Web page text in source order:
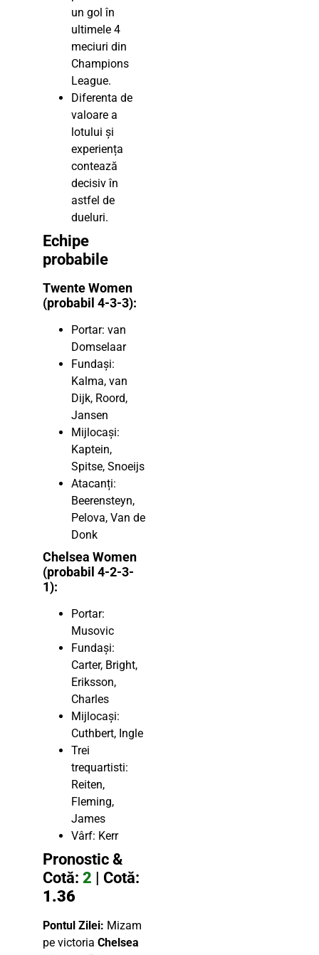
un gol în
ultimele 4
meciuri din
Champions
League.
Diferenta de
valoare a
lotului și
experiența
contează
decisiv în
astfel de
dueluri.
Echipe
probabile
Twente Women
(probabil 4-3-3):
Portar: van
Domselaar
Fundași:
Kalma, van
Dijk, Roord,
Jansen
Mijlocași:
Kaptein,
Spitse, Snoeijs
Atacanți:
Beerensteyn,
Pelova, Van de
Donk
Chelsea Women
(probabil 4-2-3-
1):
Portar:
Musovic
Fundași:
Carter, Bright,
Eriksson,
Charles
Mijlocași:
Cuthbert, Ingle
Trei
trequartisti:
Reiten,
Fleming,
James
Vârf: Kerr
Pronostic &
Cotă: 2 | Cotă:
1.36
Pontul Zilei: Mizam
pe victoria Chelsea